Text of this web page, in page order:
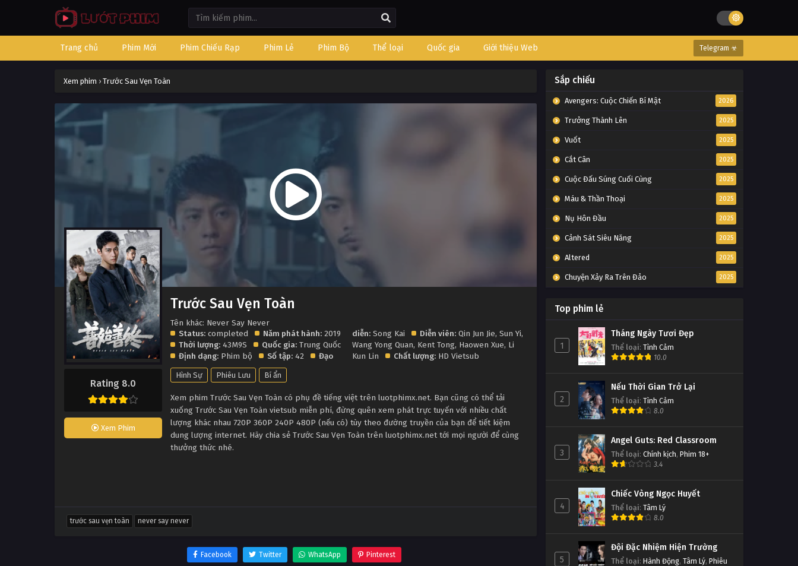
Trang chủ Phim Mới Phim Chiếu Rạp Phim Lẻ Phim Bộ Thể loại Quốc gia Giới thiệu Web Telegram ☣
Xem phim › Trước Sau Vẹn Toàn
Rating 8.0
Xem Phim
Trước Sau Vẹn Toàn
Tên khác: Never Say Never
Status: completed Năm phát hành: 2019
Thời lượng: 43M9S Quốc gia: Trung Quốc
Định dạng: Phim bộ Số tập: 42 Đạo
diễn: Song Kai Diễn viên: Qin Jun Jie, Sun Yi,
Wang Yong Quan, Kent Tong, Haowen Xue, Li
Kun Lin
Chất lượng: HD Vietsub
Hình Sự Phiêu Lưu Bí ẩn
Xem phim Trước Sau Vẹn Toàn có phụ đề tiếng việt trên luotphimx.net. Bạn cũng có thể tải
xuống Trước Sau Vẹn Toàn vietsub miễn phí, đừng quên xem phát trực tuyến với nhiều chất
lượng khác nhau 720P 360P 240P 480P (nếu có) tùy theo đường truyền của bạn để tiết kiệm
dung lượng internet. Hãy chia sẻ Trước Sau Vẹn Toàn trên luotphimx.net tới mọi người để cùng
thưởng thức nhé.
trước sau vẹn toàn never say never
Facebook Twitter WhatsApp Pinterest
Sắp chiếu
Avengers: Cuộc Chiến Bí Mật 2026
Trưởng Thành Lên 2025
Vuốt 2025
Cắt Cân 2025
Cuộc Đấu Súng Cuối Cùng 2025
Máu & Thần Thoại 2025
Nụ Hôn Đầu 2025
Cảnh Sát Siêu Năng 2025
Altered 2025
Chuyện Xảy Ra Trên Đảo 2025
Top phim lẻ
1
Tháng Ngày Tươi Đẹp
Thể loại: Tình Cảm
10.0
2
Nếu Thời Gian Trở Lại
Thể loại: Tình Cảm
8.0
3
Angel Guts: Red Classroom
Thể loại: Chính kịch, Phim 18+
3.4
4
Chiếc Vòng Ngọc Huyết
Thể loại: Tâm Lý
8.0
5
Đội Đặc Nhiệm Hiện Trường
Thể loại: Hành Động, Tâm Lý, Phiêu